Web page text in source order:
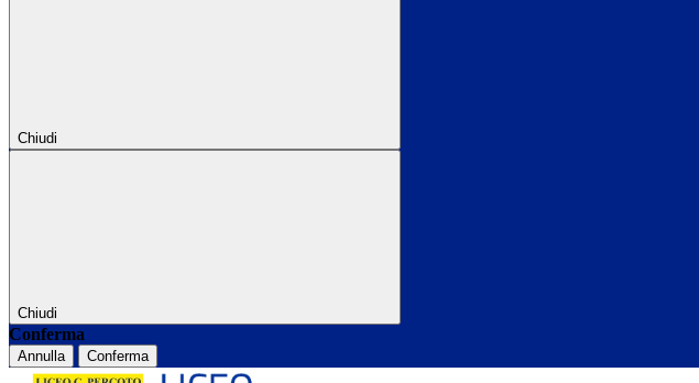
Chiudi
Chiudi
Conferma
Annulla Conferma